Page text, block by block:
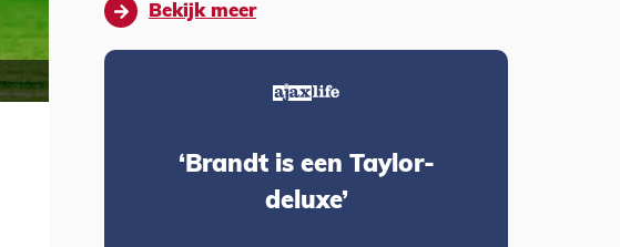
Bekijk meer
‘Brandt is een Taylor-
deluxe’